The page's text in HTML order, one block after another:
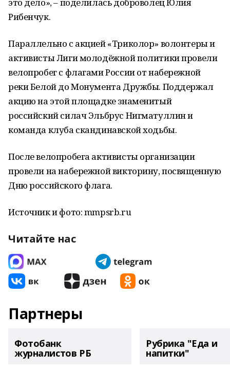
Рибенчук.
Параллельно с акцией «Триколор» волонтеры и
активисты Лиги молодёжной политики провели
велопробег с флагами России от набережной
реки Белой до Монумента Дружбы. Поддержал
акцию на этой площадке знаменитый
российский силач Эльбрус Нигматуллин и
команда клуба скандинавской ходьбы.
После велопробега активисты организации
провели на набережной викторину, посвященную
Дню российского флага.
Источник и фото: mmpsrb.ru
Читайте нас
Партнеры
Фотобанк
журналистов РБ
Рубрика "Еда и
напитки"